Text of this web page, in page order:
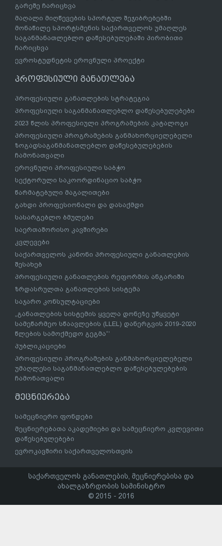
გარეშე ჩარიცხვა
მაღალი მიღწევების სპორტულ შეჯიბრებებში
მონაწილე სპორტსმენის საქართველოს უმაღლეს
საგანმანათლებლო დაწესებულებაში პირობითი
ჩარიცხვა
ევროსტუდნეტის ეროვნული პროექტი
პროფესიული განათლება
პროფესიული განათლების სტრატეგია
პროფესიული საგანმანათლებლო დაწესებულებები
2023 წლის პროფესიული პროგრამების კატალოგი
პროფესიული პროგრამების განმახორციელებელი
ზოგადსაგანმანათლებლო დაწესებულებების
ჩამონათვალი
ეროვნული პროფესიული საბჭო
სექტორული საკოორდინაციო საბჭო
წარმატებული მაგალითები
გახდი პროფესიონალი და დასაქმდი
სასარგებლო ბმულები
საერთაშორისო კავშირები
კვლევები
საქართველოს კანონი პროფესიული განათლების
შესახებ
პროფესიული განათლების რეფორმის ანგარიში
ზრდასრულთა განათლების სისტემა
საჯარო კონსულტაციები
„განათლების სისტემის ყველა დონეზე უწყვეტი
სამეწარმეო სწაავლების (LLEL) დანერგვის 2019-2020
წლების სამოქმედო გეგმა“’
პუბლიკაციები
პროფესიული პროგრამების განმახორციელებელი
უმაღლესი საგანმანათლებლო დაწესებულებების
ჩამონათვალი
მეცნიერება
სამეცნიერო ფონდები
მეცნიერებათა აკადემიები და სამეცნიერო კვლევითი
დაწესებულებები
ევროკავშირი საქართველოსთვის
საქართველოს განათლების, მეცნიერებისა და
ახალგაზრდობის სამინისტრო
© 2015 - 2016